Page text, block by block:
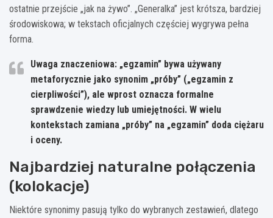
ostatnie przejście „jak na żywo”. „Generalka” jest krótsza, bardziej
środowiskowa; w tekstach oficjalnych częściej wygrywa pełna
forma.
Uwaga znaczeniowa: „egzamin” bywa używany
metaforycznie jako synonim „próby” („egzamin z
cierpliwości”), ale wprost oznacza formalne
sprawdzenie wiedzy lub umiejętności. W wielu
kontekstach zamiana „próby” na „egzamin” doda ciężaru
i oceny.
Najbardziej naturalne połączenia
(kolokacje)
Niektóre synonimy pasują tylko do wybranych zestawień, dlatego